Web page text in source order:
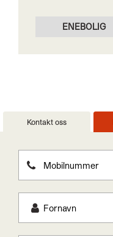
ENEBOLIG
Kontakt oss